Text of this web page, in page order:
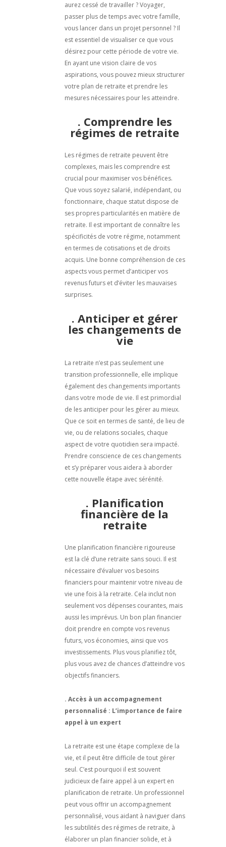
aurez cessé de travailler ? Voyager,
passer plus de temps avec votre famille,
vous lancer dans un projet personnel ? Il
est essentiel de visualiser ce que vous
désirez pour cette période de votre vie.
En ayant une vision claire de vos
aspirations, vous pouvez mieux structurer
votre plan de retraite et prendre les
mesures nécessaires pour les atteindre.
. Comprendre les
régimes de retraite
Les régimes de retraite peuvent être
complexes, mais les comprendre est
crucial pour maximiser vos bénéfices.
Que vous soyez salarié, indépendant, ou
fonctionnaire, chaque statut dispose de
ses propres particularités en matière de
retraite. Il est important de connaître les
spécificités de votre régime, notamment
en termes de cotisations et de droits
acquis. Une bonne compréhension de ces
aspects vous permet d’anticiper vos
revenus futurs et d’éviter les mauvaises
surprises.
. Anticiper et gérer
les changements de
vie
La retraite n’est pas seulement une
transition professionnelle, elle implique
également des changements importants
dans votre mode de vie. Il est primordial
de les anticiper pour les gérer au mieux.
Que ce soit en termes de santé, de lieu de
vie, ou de relations sociales, chaque
aspect de votre quotidien sera impacté.
Prendre conscience de ces changements
et s’y préparer vous aidera à aborder
cette nouvelle étape avec sérénité.
. Planification
financière de la
retraite
Une planification financière rigoureuse
est la clé d’une retraite sans souci. Il est
nécessaire d’évaluer vos besoins
financiers pour maintenir votre niveau de
vie une fois à la retraite. Cela inclut non
seulement vos dépenses courantes, mais
aussi les imprévus. Un bon plan financier
doit prendre en compte vos revenus
futurs, vos économies, ainsi que vos
investissements. Plus vous planifiez tôt,
plus vous avez de chances d’atteindre vos
objectifs financiers.
. Accès à un accompagnement
personnalisé : L’importance de faire
appel à un expert
La retraite est une étape complexe de la
vie, et il peut être difficile de tout gérer
seul. C’est pourquoi il est souvent
judicieux de faire appel à un expert en
planification de retraite. Un professionnel
peut vous offrir un accompagnement
personnalisé, vous aidant à naviguer dans
les subtilités des régimes de retraite, à
élaborer un plan financier solide, et à